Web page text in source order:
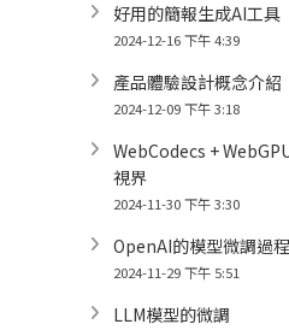
好用的簡報生成AI工具
2024-12-16 下午 4:39
產品體驗設計概念介紹
2024-12-09 下午 3:18
WebCodecs +
視界
2024-11-30 下午 3:30
OpenAI的模型微調過程
2024-11-29 下午 5:51
LLM模型的微調